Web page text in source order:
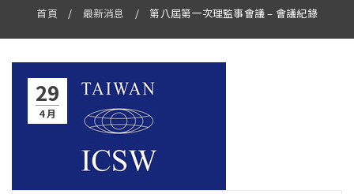
首頁 / 最新消息 / 第八屆第一次理監事會議 – 會議紀錄
29
4 月